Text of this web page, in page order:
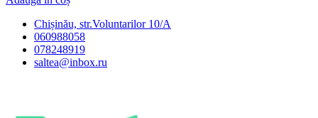
Chișinău, str.Voluntarilor 10/A
060988058
078248919
saltea@inbox.ru